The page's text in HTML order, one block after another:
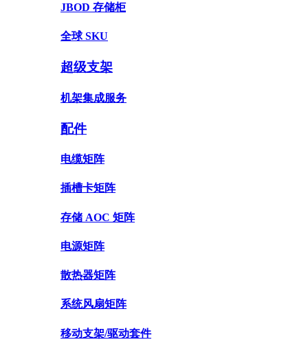
JBOD 存储柜
全球 SKU
超级支架
机架集成服务
配件
电缆矩阵
插槽卡矩阵
存储 AOC 矩阵
电源矩阵
散热器矩阵
系统风扇矩阵
移动支架/驱动套件